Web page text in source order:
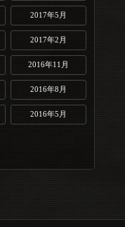
2017年5月
2017年2月
2016年11月
2016年8月
2016年5月